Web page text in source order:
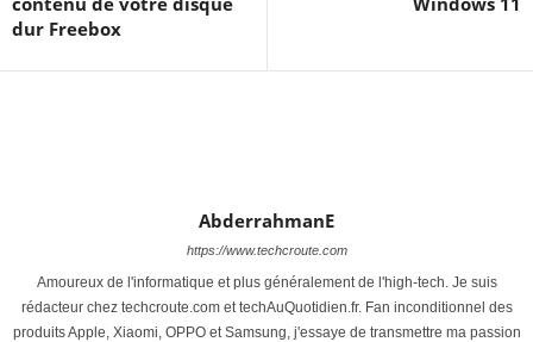
dur Freebox
AbderrahmanE
https://www.techcroute.com
Amoureux de l'informatique et plus généralement de l'high-tech. Je suis
rédacteur chez techcroute.com et techAuQuotidien.fr. Fan inconditionnel des
produits Apple, Xiaomi, OPPO et Samsung, j'essaye de transmettre ma passion